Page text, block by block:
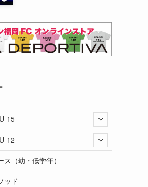
15
12
（幼・低学年）
ッド